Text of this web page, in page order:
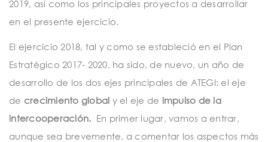
2019, así como los principales proyectos a desarrollar
en el presente ejercicio.
El ejercicio 2018, tal y como se estableció en el Plan
Estratégico 2017- 2020, ha sido, de nuevo, un año de
desarrollo de los dos ejes principales de ATEGI: el eje
de crecimiento global y el eje de impulso de la
intercooperación. En primer lugar, vamos a entrar,
aunque sea brevemente, a comentar los aspectos más